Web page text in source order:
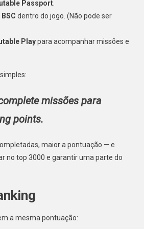
Passport.
dentro do jogo. (Não pode ser
Playpara acompanhar missões e
missões para
points.
maior a pontuação — e
no top 3000 e garantir uma parte do
a mesma pontuação: